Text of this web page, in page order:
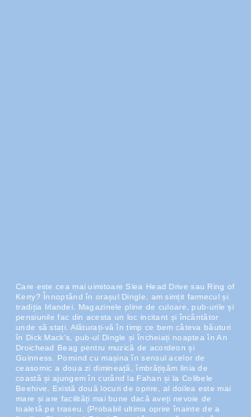
Care este cea mai uimitoare Slea Head Drive sau Ring of
Kerry? Înnoptând în orașul Dingle, am simțit farmecul și
tradiția Irlandei. Magazinele pline de culoare, pub-urile și
pensiunile fac din acesta un loc incitant și încântător
unde să stați. Alăturați-vă în timp ce bem câteva băuturi
în Dick Mack's, pub-ul Dingle și încheiați noaptea în An
Droichead Beag pentru muzică de acordeon și
Guinness. Pornind cu mașina în sensul acelor de
ceasornic a doua zi dimineață, îmbrățișăm linia de
coastă și ajungem în curând la Fahan și la Colibele
Beehive. Există două locuri de oprire, al doilea este mai
mare și are facilități mai bune dacă aveți nevoie de
toaletă pe traseu. (Probabil ultima oprire înainte de a